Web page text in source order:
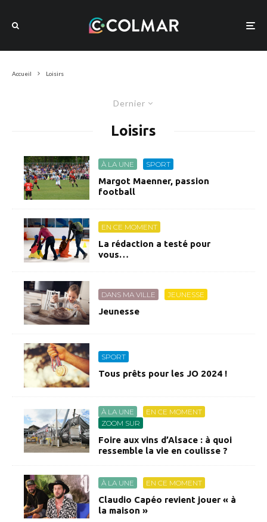
Accueil Loisirs
Dernier
Loisirs
À LA UNE SPORT
Margot Maenner, passion
football
EN CE MOMENT
La rédaction a testé pour
vous…
DANS MA VILLE JEUNESSE
Jeunesse
SPORT
Tous prêts pour les JO 2024 !
À LA UNE
EN CE MOMENT
ZOOM SUR
Foire aux vins d’Alsace : à quoi
ressemble la vie en coulisse ?
À LA UNE EN CE MOMENT
Claudio Capéo revient jouer « à
la maison »